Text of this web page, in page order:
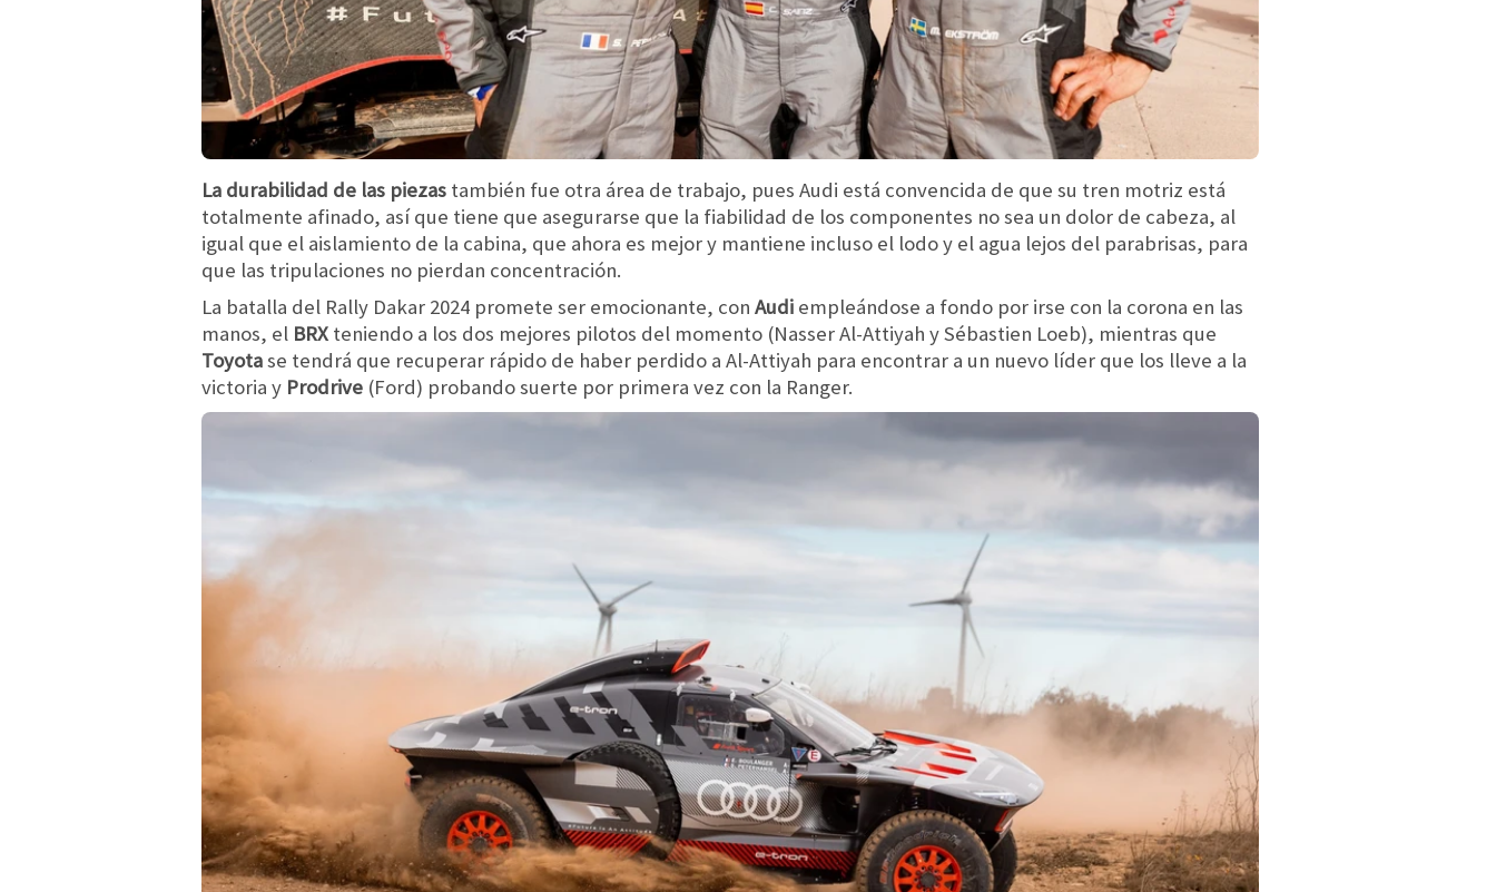
La durabilidad de las piezas también fue otra área de trabajo, pues Audi está convencida de que su tren motriz está
totalmente afinado, así que tiene que asegurarse que la fiabilidad de los componentes no sea un dolor de cabeza, al
igual que el aislamiento de la cabina, que ahora es mejor y mantiene incluso el lodo y el agua lejos del parabrisas, para
que las tripulaciones no pierdan concentración.
La batalla del Rally Dakar 2024 promete ser emocionante, con Audi empleándose a fondo por irse con la corona en las
manos, el BRX teniendo a los dos mejores pilotos del momento (Nasser Al-Attiyah y Sébastien Loeb), mientras que
Toyotase tendrá que recuperar rápido de haber perdido a Al-Attiyah para encontrar a un nuevo líder que los lleve a la
victoria y Prodrive (Ford) probando suerte por primera vez con la Ranger.